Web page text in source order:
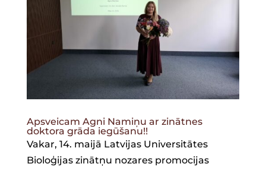
Apsveicam Agni Namiņu ar zinātnes
doktora grāda iegūšanu!!
Vakar, 14. maijā Latvijas Universitātes
Bioloģijas zinātņu nozares promocijas